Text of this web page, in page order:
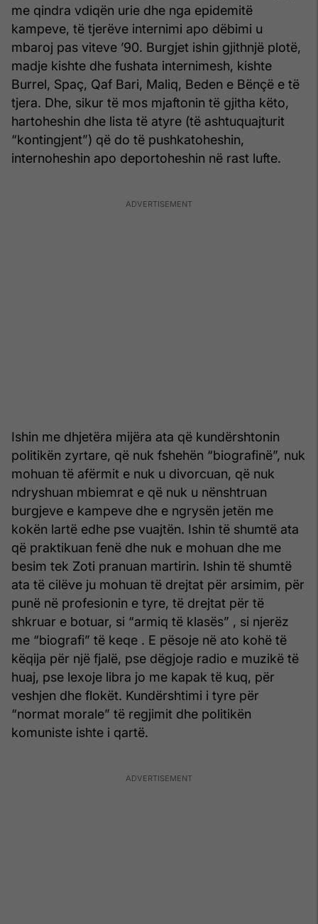
me qindra vdiqën urie dhe nga epidemitë
kampeve, të tjerëve internimi apo dëbimi u
mbaroj pas viteve ’90. Burgjet ishin gjithnjë plotë,
madje kishte dhe fushata internimesh, kishte
Burrel, Spaç, Qaf Bari, Maliq, Beden e Bënçë e të
tjera. Dhe, sikur të mos mjaftonin të gjitha këto,
hartoheshin dhe lista të atyre (të ashtuquajturit
“kontingjent”) që do të pushkatoheshin,
internoheshin apo deportoheshin në rast lufte.
Ishin me dhjetëra mijëra ata që kundërshtonin
politikën zyrtare, që nuk fshehën “biografinë”, nuk
mohuan të afërmit e nuk u divorcuan, që nuk
ndryshuan mbiemrat e që nuk u nënshtruan
burgjeve e kampeve dhe e ngrysën jetën me
kokën lartë edhe pse vuajtën. Ishin të shumtë ata
që praktikuan fenë dhe nuk e mohuan dhe me
besim tek Zoti pranuan martirin. Ishin të shumtë
ata të cilëve ju mohuan të drejtat për arsimim, për
punë në profesionin e tyre, të drejtat për të
shkruar e botuar, si “armiq të klasës” , si njerëz
me “biografi” të keqe . E pësoje në ato kohë të
këqija për një fjalë, pse dëgjoje radio e muzikë të
huaj, pse lexoje libra jo me kapak të kuq, për
veshjen dhe flokët. Kundërshtimi i tyre për
“normat morale” të regjimit dhe politikën
komuniste ishte i qartë.